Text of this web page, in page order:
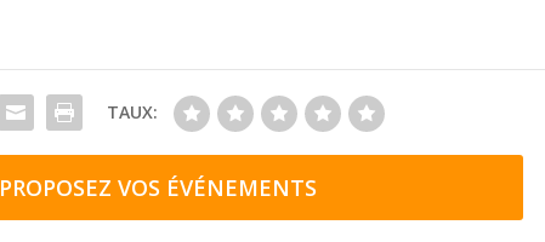
TAUX:
PROPOSEZ VOS ÉVÉNEMENTS